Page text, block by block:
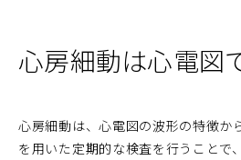
心房細動は心電図
心房細動は、心電図の波形の特徴か
を用いた定期的な検査を行うことで